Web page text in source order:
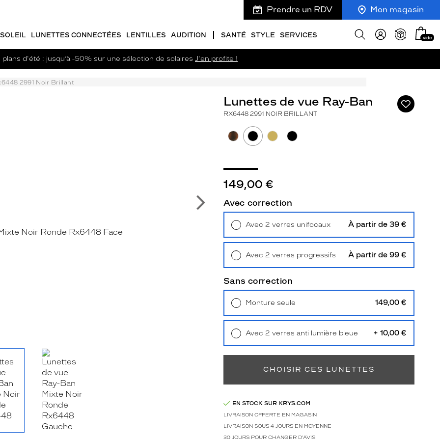
Prendre un RDV Mon magasin
LUNETTES CONNECTÉES LENTILLES AUDITION SANTÉ STYLE SERVICES
Afficher
Mon
panier
vide
plans d'été : jusqu’à -50% sur une sélection de solaires J'en profite !
2991 Noir Brillant
Ajouter
à
Suivant
Lunettes de vue Ray-Ban
RX6448 2991 NOIR BRILLANT
149,00 €
Avec correction
Avec 2 verres unifocaux À partir de 39 €
Avec 2 verres progressifs À partir de 99 €
Sans correction
Monture seule 149,00 €
Retrait en magasin Offert
Avec 2 verres anti lumière bleue + 10,00 €
CHOISIR CES LUNETTES
EN STOCK SUR KRYS.COM
LIVRAISON OFFERTE EN MAGASIN
LIVRAISON SOUS 4 JOURS EN MOYENNE
30 JOURS POUR CHANGER D'AVIS